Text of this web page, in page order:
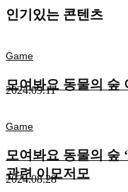
인기있는 콘텐츠
Game
모여봐요 동물의 숲
2024.09.11
Game
모여봐요 동물의 숲
관련 이모저모
2024.08.28